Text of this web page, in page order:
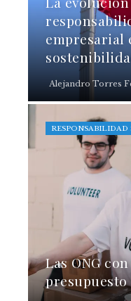
empresarial
Alejandro Torres
RESPONSABILIDAD
Las ONG